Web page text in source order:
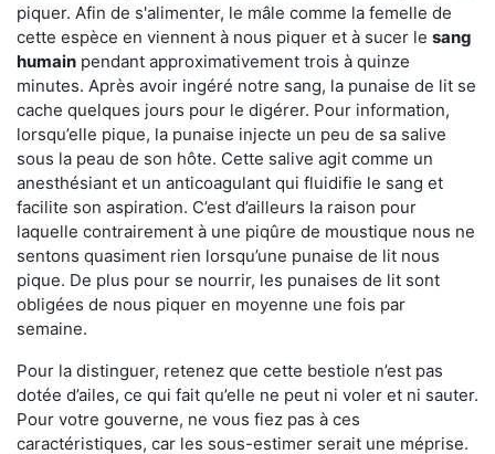
piquer. Afin de s'alimenter, le mâle comme la femelle de
cette espèce en viennent à nous piquer et à sucer le sang
humain pendant approximativement trois à quinze
minutes. Après avoir ingéré notre sang, la punaise de lit se
cache quelques jours pour le digérer. Pour information,
lorsqu’elle pique, la punaise injecte un peu de sa salive
sous la peau de son hôte. Cette salive agit comme un
anesthésiant et un anticoagulant qui fluidifie le sang et
facilite son aspiration. C’est d’ailleurs la raison pour
laquelle contrairement à une piqûre de moustique nous ne
sentons quasiment rien lorsqu’une punaise de lit nous
pique. De plus pour se nourrir, les punaises de lit sont
obligées de nous piquer en moyenne une fois par
semaine.
Pour la distinguer, retenez que cette bestiole n’est pas
dotée d’ailes, ce qui fait qu’elle ne peut ni voler et ni sauter.
Pour votre gouverne, ne vous fiez pas à ces
caractéristiques, car les sous-estimer serait une méprise.